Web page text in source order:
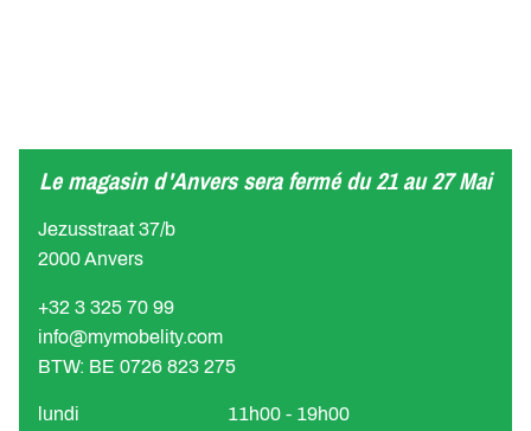
Le magasin d'Anvers sera fermé du 21 au 27 Mai
Jezusstraat 37/b
2000 Anvers
+32 3 325 70 99
info@mymobelity.com
BTW: BE 0726 823 275
lundi
11h00 - 19h00